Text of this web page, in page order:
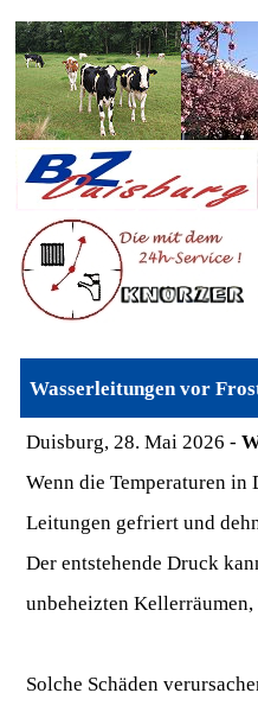
Wasserleitungen vor
Duisburg, 28. Mai 2026 -
Wenn die Temperaturen in
Leitungen gefriert und
Der entstehende Druck
unbeheizten
Solche Schäden